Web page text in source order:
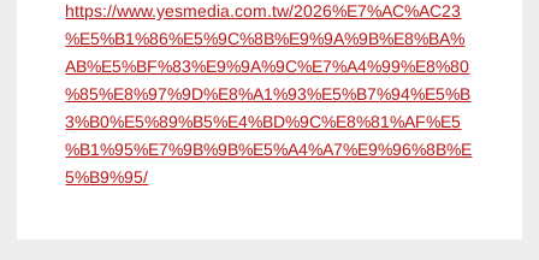
https://www.yesmedia.com.tw/2026%E7%AC%AC23
%E5%B1%86%E5%9C%8B%E9%9A%9B%E8%BA%
AB%E5%BF%83%E9%9A%9C%E7%A4%99%E8%80
%85%E8%97%9D%E8%A1%93%E5%B7%94%E5%B
3%B0%E5%89%B5%E4%BD%9C%E8%81%AF%E5
%B1%95%E7%9B%9B%E5%A4%A7%E9%96%8B%E
5%B9%95/